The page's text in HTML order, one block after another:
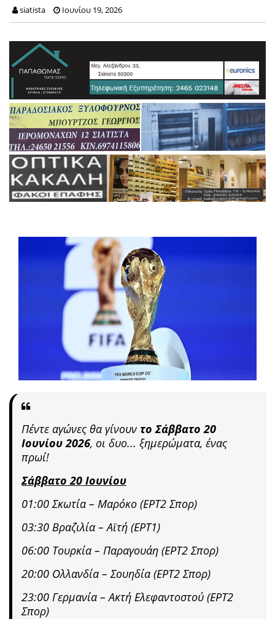
siatista Ιουνίου 19, 2026
Πέντε αγώνες θα γίνουν το Σάββατο 20
Ιουνίου2026, οι δυο... ξημερώματα, ένας
πρωί!
Σάββατο 20 Ιουνίου
01:00 Σκωτία – Μαρόκο (ΕΡΤ2 Σπορ)
03:30 Βραζιλία – Αϊτή (ΕΡΤ1)
06:00 Τουρκία – Παραγουάη (ΕΡΤ2 Σπορ)
20:00 Ολλανδία – Σουηδία (ΕΡΤ2 Σπορ)
23:00 Γερμανία – Ακτή Ελεφαντοστού (ΕΡΤ2
Σπορ)